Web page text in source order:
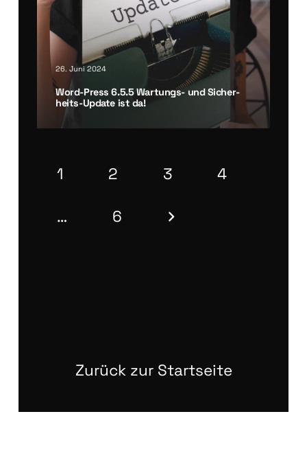
26. Juni 2024
Word-Press 6.5.5 War­tungs- und Sicher­
heits-Update ist da!
1 2 3 4
… 6
Zurück zur Startseite